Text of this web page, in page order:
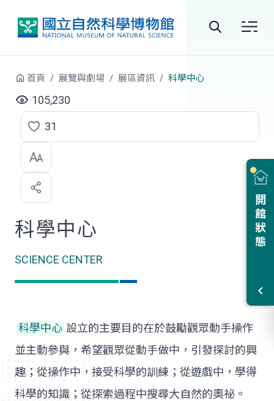
尋
開館狀態
首頁 展覽與劇場 展區資訊 科學中心
105,230
點
選
喜
歡
31
科學中心
SCIENCE CENTER
科學中心 設立的主要目的在於鼓勵觀眾動手操作
並主動參與，希望觀眾從動手做中，引發探討的興
趣；從操作中，接受科學的訓練；從遊戲中，學得
科學的知識；從探索過程中搜尋大自然的奧祕。